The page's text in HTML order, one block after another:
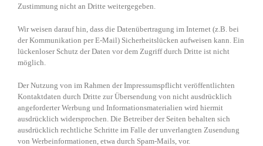
Zustimmung nicht an Dritte weitergegeben.
Wir weisen darauf hin, dass die Datenübertragung im Internet (z.B. bei
der Kommunikation per E-Mail) Sicherheitslücken aufweisen kann. Ein
lückenloser Schutz der Daten vor dem Zugriff durch Dritte ist nicht
möglich.
Der Nutzung von im Rahmen der Impressumspflicht veröffentlichten
Kontaktdaten durch Dritte zur Übersendung von nicht ausdrücklich
angeforderter Werbung und Informationsmaterialien wird hiermit
ausdrücklich widersprochen. Die Betreiber der Seiten behalten sich
ausdrücklich rechtliche Schritte im Falle der unverlangten Zusendung
von Werbeinformationen, etwa durch Spam-Mails, vor.